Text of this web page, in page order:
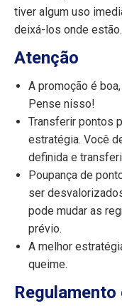
tiver algum uso
deixá-los onde estão.
Atenção
A promoção é
Pense nisso!
Transferir pontos
estratégia. Você
definida e
Poupança de
ser
pode mudar as
prévio.
A melhor
queime.